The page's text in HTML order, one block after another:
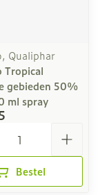
Qualiphar
Tropical
gebieden 50%
ml spray
Bestel